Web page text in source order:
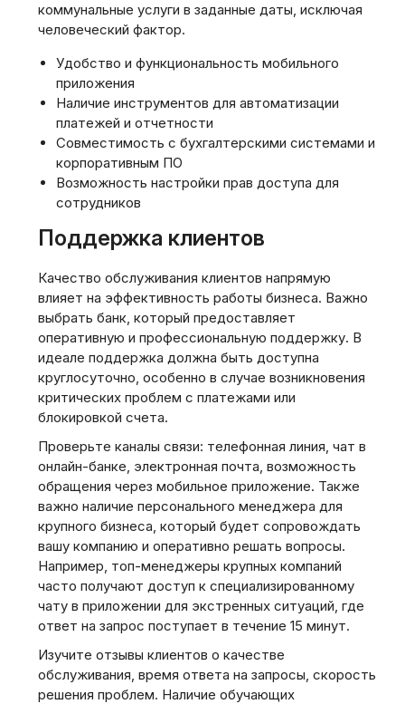
коммунальные услуги в заданные даты, исключая
человеческий фактор.
Удобство и функциональность мобильного
приложения
Наличие инструментов для автоматизации
платежей и отчетности
Совместимость с бухгалтерскими системами и
корпоративным ПО
Возможность настройки прав доступа для
сотрудников
Поддержка клиентов
Качество обслуживания клиентов напрямую
влияет на эффективность работы бизнеса. Важно
выбрать банк, который предоставляет
оперативную и профессиональную поддержку. В
идеале поддержка должна быть доступна
круглосуточно, особенно в случае возникновения
критических проблем с платежами или
блокировкой счета.
Проверьте каналы связи: телефонная линия, чат в
онлайн-банке, электронная почта, возможность
обращения через мобильное приложение. Также
важно наличие персонального менеджера для
крупного бизнеса, который будет сопровождать
вашу компанию и оперативно решать вопросы.
Например, топ-менеджеры крупных компаний
часто получают доступ к специализированному
чату в приложении для экстренных ситуаций, где
ответ на запрос поступает в течение 15 минут.
Изучите отзывы клиентов о качестве
обслуживания, время ответа на запросы, скорость
решения проблем. Наличие обучающих